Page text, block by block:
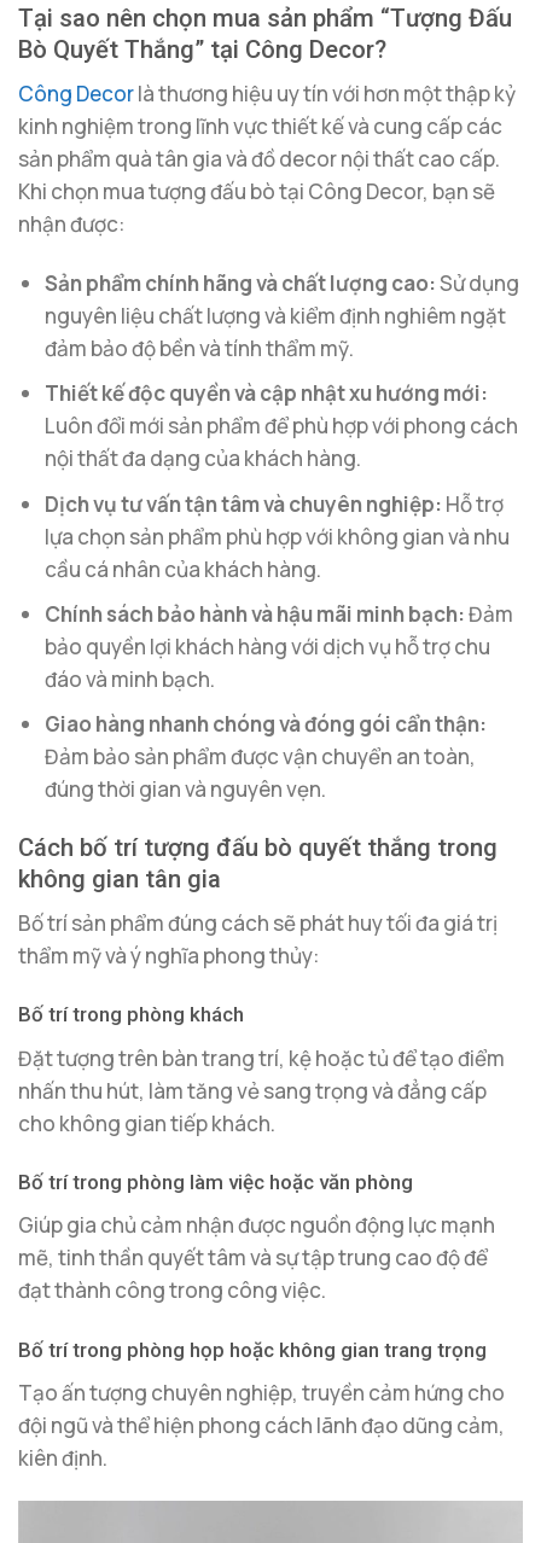
Tại sao nên chọn mua sản phẩm “Tượng Đấu
Bò Quyết Thắng” tại Công Decor?
Công Decorlà thương hiệu uy tín với hơn một thập kỷ
kinh nghiệm trong lĩnh vực thiết kế và cung cấp các
sản phẩm quà tân gia và đồ decor nội thất cao cấp.
Khi chọn mua tượng đấu bò tại Công Decor, bạn sẽ
nhận được:
Sản phẩm chính hãng và chất lượng cao:Sử dụng
nguyên liệu chất lượng và kiểm định nghiêm ngặt
đảm bảo độ bền và tính thẩm mỹ.
Thiết kế độc quyền và cập nhật xu hướng mới:
Luôn đổi mới sản phẩm để phù hợp với phong cách
nội thất đa dạng của khách hàng.
Dịch vụ tư vấn tận tâm và chuyên nghiệp: Hỗ trợ
lựa chọn sản phẩm phù hợp với không gian và nhu
cầu cá nhân của khách hàng.
Chính sách bảo hành và hậu mãi minh bạch:Đảm
bảo quyền lợi khách hàng với dịch vụ hỗ trợ chu
đáo và minh bạch.
Giao hàng nhanh chóng và đóng gói cẩn thận:
Đảm bảo sản phẩm được vận chuyển an toàn,
đúng thời gian và nguyên vẹn.
Cách bố trí tượng đấu bò quyết thắng trong
không gian tân gia
Bố trí sản phẩm đúng cách sẽ phát huy tối đa giá trị
thẩm mỹ và ý nghĩa phong thủy:
Bố trí trong phòng khách
Đặt tượng trên bàn trang trí, kệ hoặc tủ để tạo điểm
nhấn thu hút, làm tăng vẻ sang trọng và đẳng cấp
cho không gian tiếp khách.
Bố trí trong phòng làm việc hoặc văn phòng
Giúp gia chủ cảm nhận được nguồn động lực mạnh
mẽ, tinh thần quyết tâm và sự tập trung cao độ để
đạt thành công trong công việc.
Bố trí trong phòng họp hoặc không gian trang trọng
Tạo ấn tượng chuyên nghiệp, truyền cảm hứng cho
đội ngũ và thể hiện phong cách lãnh đạo dũng cảm,
kiên định.